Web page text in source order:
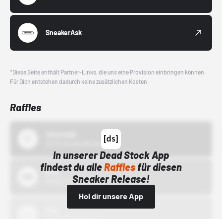
SneakerAsk
*Diese Seite enthält Partner-Links, die uns eine Provision einbringen können.
Für Dich entstehen dadurch keine zusätzlichen Kosten.
Raffles
In unserer Dead Stock App
findest du alleRafflesfür diesen
Sneaker Release!
Hol dir unsere App
Bstn
01.10.22 00:00 Uhr